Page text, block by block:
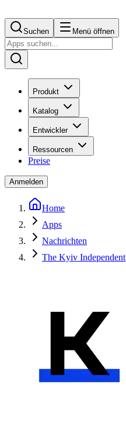
Suchen Menü öffnen
Produkt
Katalog
Entwickler
Ressourcen
Preise
Anmelden
Home
Apps
Nachrichten
The Kyiv Independent